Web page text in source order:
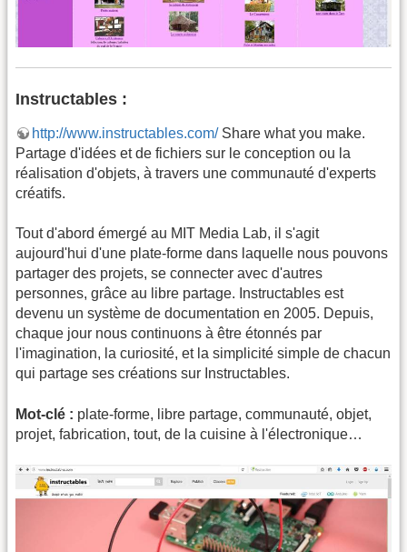
Instructables :
http://www.instructables.com/Share what you make.
Partage d'idées et de fichiers sur le conception ou la
réalisation d'objets, à travers une communauté d'experts
créatifs.
Tout d'abord émergé au MIT Media Lab, il s'agit
aujourd'hui d'une plate-forme dans laquelle nous pouvons
partager des projets, se connecter avec d'autres
personnes, grâce au libre partage. Instructables est
devenu un système de documentation en 2005. Depuis,
chaque jour nous continuons à être étonnés par
l'imagination, la curiosité, et la simplicité simple de chacun
qui partage ses créations sur Instructables.
Mot-clé : plate-forme, libre partage, communauté, objet,
projet, fabrication, tout, de la cuisine à l'électronique…